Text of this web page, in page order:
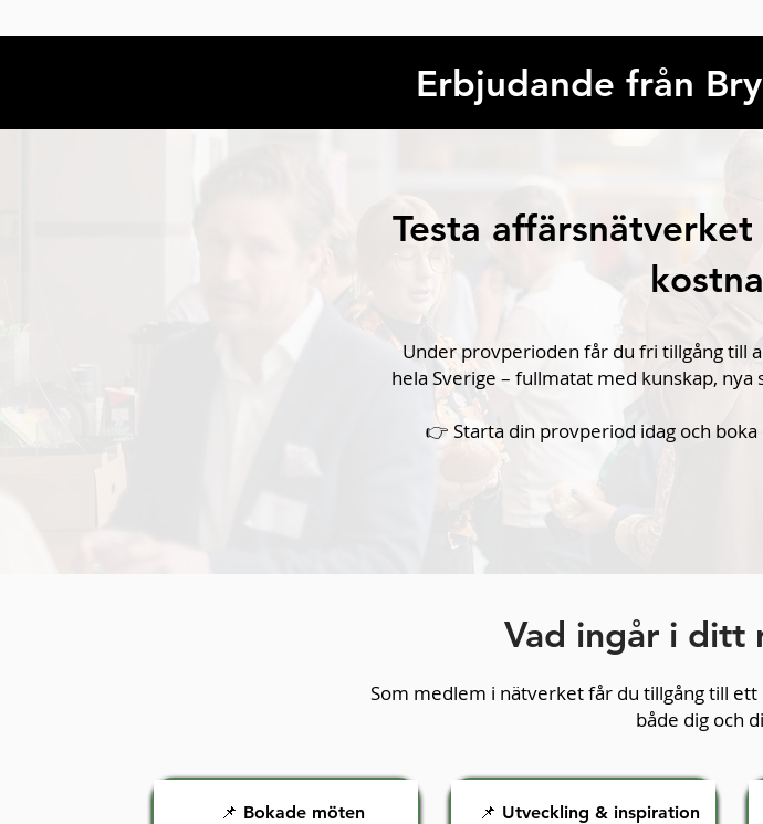
Erbjudande från
Testa
Under provperioden får du fri tillgång till
hela Sverige – fullmatat med kunskap,
👉 Starta din provperiod idag och
Vad ingår i ditt
Som medlem i nätverket får du tillgång till
både dig och
📌 Bokade möten 📌 Utveckling & inspiration